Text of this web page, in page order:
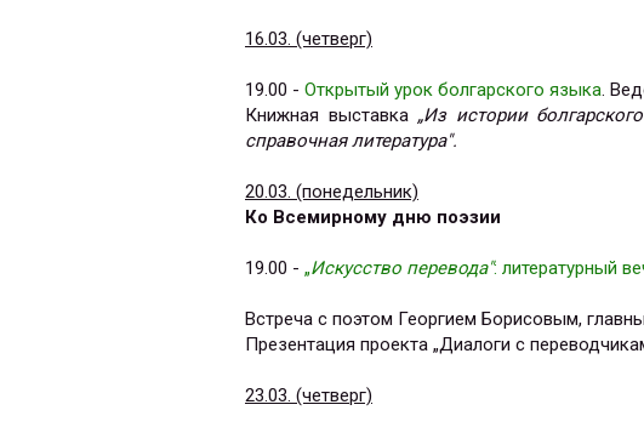
16.03. (четверг)
19.00 - Открытый урок болгарского языка .
Книжная выставка „Из истории
справочная литература".
20.03. (понедельник)
Ко Всемирному дню поэзии
19.00 - „Искусство перевода": литературный
Встреча с поэтом Георгием Борисовым,
Презентация проекта „Диалоги с
23.03. (четверг)